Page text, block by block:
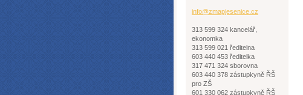
info@zmapjesenice.cz
313 599 324 kancelář,
ekonomka
313 599 021 ředitelna
603 440 453 ředitelka
317 471 324 sborovna
603 440 378 zástupkyně ŘŠ
pro ZŠ
601 330 062 zástupkyně ŘŠ